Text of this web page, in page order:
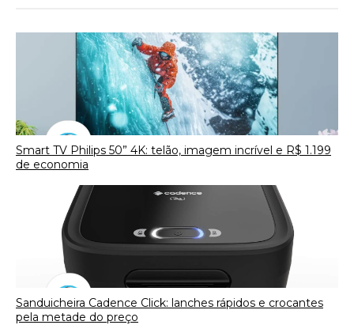
Smart TV Philips 50” 4K: telão, imagem incrível e R$ 1.199
de economia
Sanduicheira Cadence Click: lanches rápidos e crocantes
pela metade do preço